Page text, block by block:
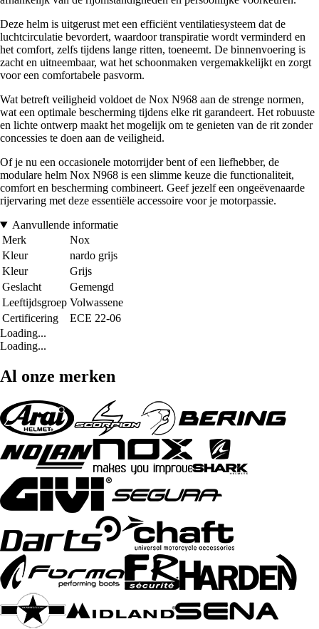
Deze helm is uitgerust met een efficiënt ventilatiesysteem dat de
luchtcirculatie bevordert, waardoor transpiratie wordt verminderd en
het comfort, zelfs tijdens lange ritten, toeneemt. De binnenvoering is
zacht en uitneembaar, wat het schoonmaken vergemakkelijkt en zorgt
voor een comfortabele pasvorm.
Wat betreft veiligheid voldoet de Nox N968 aan de strenge normen,
wat een optimale bescherming tijdens elke rit garandeert. Het robuuste
en lichte ontwerp maakt het mogelijk om te genieten van de rit zonder
concessies te doen aan de veiligheid.
Of je nu een occasionele motorrijder bent of een liefhebber, de
modulare helm Nox N968 is een slimme keuze die functionaliteit,
comfort en bescherming combineert. Geef jezelf een ongeëvenaarde
rijervaring met deze essentiële accessoire voor je motorpassie.
Aanvullende informatie
Merk
Nox
Kleur
nardo grijs
Kleur
Grijs
Geslacht
Gemengd
Leeftijdsgroep Volwassene
Certificering
ECE 22-06
Loading...
Loading...
Al onze merken